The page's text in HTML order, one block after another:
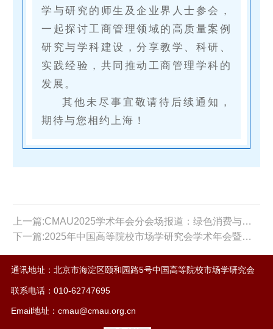
学与研究的师生及企业界人士参会，
一起探讨工商管理领域的高质量案例
研究与学科建设，分享教学、科研、
实践经验，共同推动工商管理学科的
发展。
其他未尽事宜敬请待后续通知，
期待与您相约上海！
上一篇:CMAU2025学术年会分会场报道：绿色消费与绿色营销专委会论坛
下一篇:2025年中国高等院校市场学研究会学术年会暨博士生论坛在山东大学成功举办！
通讯地址：北京市海淀区颐和园路5号中国高等院校市场学研究会
联系电话：010-62747695
Email地址：cmau@cmau.org.cn